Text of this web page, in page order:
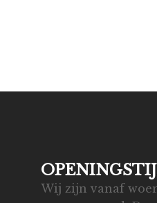
Wij zijn vanaf